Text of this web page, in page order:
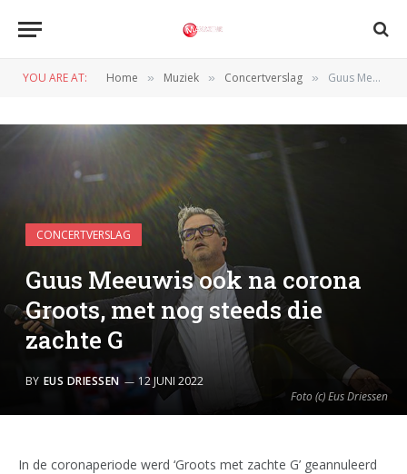
YOU ARE AT: Home » Muziek » Concertverslag » Guus Meeuwis ook na corona Groots, met nog steeds die zachte G
Foto (c) Eus Driessen
CONCERTVERSLAG
Guus Meeuwis ook na corona
Groots, met nog steeds die
zachte G
BY EUS DRIESSEN 12 JUNI 2022
In de coronaperiode werd ‘Groots met zachte G’ geannuleerd